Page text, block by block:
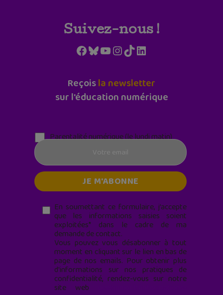
Suivez-nous !
Facebook
Bluesky
YouTube
Instagram
TikTokLinkedIn
Reçoisla newsletter
sur l'éducation numérique
Parentalité numérique (le lundi matin)
En soumettant ce formulaire, j’accepte
que les informations saisies soient
exploitées* dans le cadre de ma
demande de contact.
Vous pouvez vous désabonner à tout
moment en cliquant sur le lien en bas de
page de nos emails. Pour obtenir plus
d'informations sur nos pratiques de
confidentialité, rendez-vous sur notre
site web